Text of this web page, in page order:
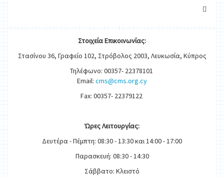
ΣτοιχείαΕπικοινωνίας:
Στασίνου 36, Γραφείο 102, Στρόβολος 2003, Λευκωσία, Κύπρος
Τηλέφωνο: 00357- 22378101
Email: cms@cms.org.cy
Fax: 00357- 22379122
ΏρεςΛειτουργίας:
Δευτέρα - Πέμπτη: 08:30 - 13:30 και 14:00 - 17:00
Παρασκευή: 08:30 - 14:30
Σάββατο: Κλειστό